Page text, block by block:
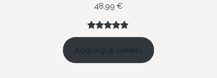
48,99 €
Valutato
5.00su 5
su base
10
Aggiungi al carrello